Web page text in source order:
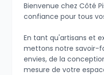
Bienvenue chez Côté
confiance pour tous
En tant qu'artisans et
mettons notre savoir-
envies, de la
mesure de votre